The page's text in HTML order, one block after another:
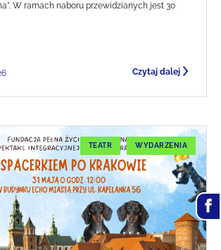
W ramach naboru przewidzianych jest 30
Czytaj dalej
TEATR WYDARZENIA